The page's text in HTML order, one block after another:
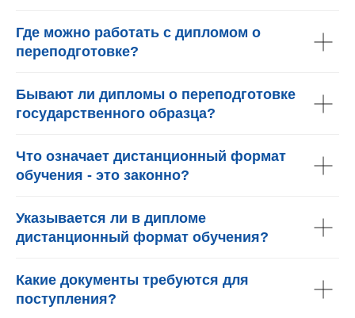
Где можно работать с дипломом о
переподготовке?
Бывают ли дипломы о переподготовке
государственного образца?
Что означает дистанционный формат
обучения - это законно?
Указывается ли в дипломе
дистанционный формат обучения?
Какие документы требуются для
поступления?